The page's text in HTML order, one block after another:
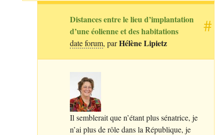
#
Distances entre le lieu d’implantation
d’une éolienne et des habitations
date forum, parHélène Lipietz
Il semblerait que n’étant plus sénatrice, je
n’ai plus de rôle dans la République, je